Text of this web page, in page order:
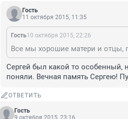
Гость
11 октября 2015, 11:35
Гость10 октября 2015, 22:26
Сергей был какой то особенный,
поняли. Вечная память Сергею!
ОТВЕТИТЬ
Гость
9 октября 2015, 23:16